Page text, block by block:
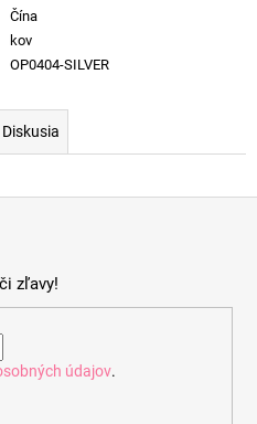
Čína
kov
OP0404-SILVER
Diskusia
zľavy!
údajov.